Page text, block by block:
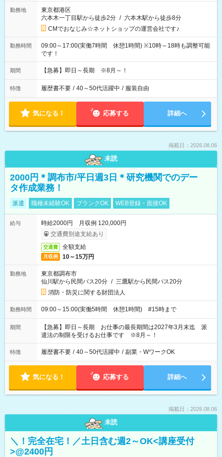
勤務地
東京都港区
六本木一丁目駅から徒歩2分 / 六本木駅から徒歩8分
CMでおなじみ☆ネットショップの運営会社です♪
勤務時間
09:00～17:00(実働7時間 休憩1時間) ※10時～18時も調整可能
です！
期間 【急募】即日～長期 ※8月～！
特徴 履歴書不要 / 40～50代活躍中 / 服装自由
気になる！ 応募する 詳細へ
掲載日：2026.08.06
未読
2000円＊調布市/平日週3日＊研究機関でのデー
タ作成業務！
派遣 職種未経験OK ブランクOK WEB登録・面接OK
給与
時給2000円 月収例 120,000円
交通費別途支給あり
交通費 全額支給
月収例 10～15万円
勤務地
東京都調布市
仙川駅から民間バス20分 / 三鷹駅から民間バス20分
消防・防災に関する財団法人
勤務時間 09:00～15:00(実働5時間 休憩1時間) #15時まで
期間
【急募】即日～長期 お仕事の最長期間は2027年3月末迄 派
遣法の制限を受けるお仕事です ※8月～！
特徴 履歴書不要 / 40～50代活躍中 / 副業・WワークOK
気になる！ 応募する 詳細へ
掲載日：2026.08.06
未読
＼！完全在宅！／土日含む週2～OK<講座受付
>@2400円